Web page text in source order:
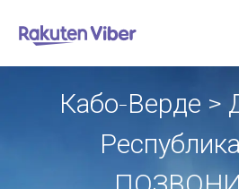
Кабо-Верде >